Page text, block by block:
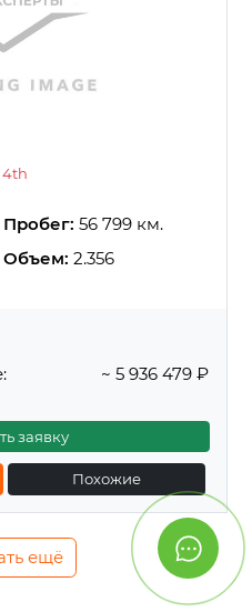
4th
Пробег: 56 799 км.
Объем: 2.356
~ 5 936 479 ₽
заявку
Похожие
ещё